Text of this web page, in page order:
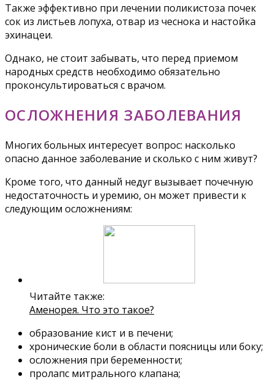
Также эффективно при лечении поликистоза почек
сок из листьев лопуха, отвар из чеснока и настойка
эхинацеи.
Однако, не стоит забывать, что перед приемом
народных средств необходимо обязательно
проконсультироваться с врачом.
ОСЛОЖНЕНИЯ ЗАБОЛЕВАНИЯ
Многих больных интересует вопрос: насколько
опасно данное заболевание и сколько с ним живут?
Кроме того, что данный недуг вызывает почечную
недостаточность и уремию, он может привести к
следующим осложнениям:
Читайте также:
Аменорея. Что это такое?
образование кист и в печени;
хронические боли в области поясницы или боку;
осложнения при беременности;
пролапс митрального клапана;